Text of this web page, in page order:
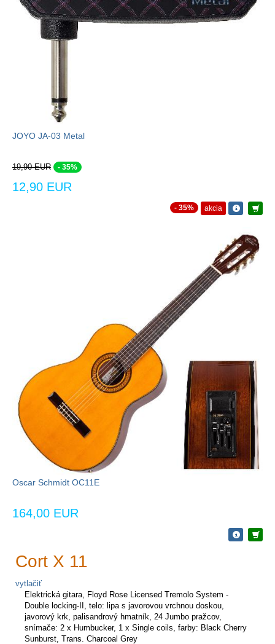
JOYO JA-03 Metal
19,90 EUR - 35%
12,90 EUR
- 35% akcia
Oscar Schmidt OC11E
164,00 EUR
Cort X 11
vytlačiť
Elektrická gitara, Floyd Rose Licensed Tremolo System -
Double locking-II, telo: lipa s javorovou vrchnou doskou,
javorový krk, palisandrový hmatník, 24 Jumbo pražcov,
snímače: 2 x Humbucker, 1 x Single coils, farby: Black Cherry
Sunburst, Trans. Charcoal Grey